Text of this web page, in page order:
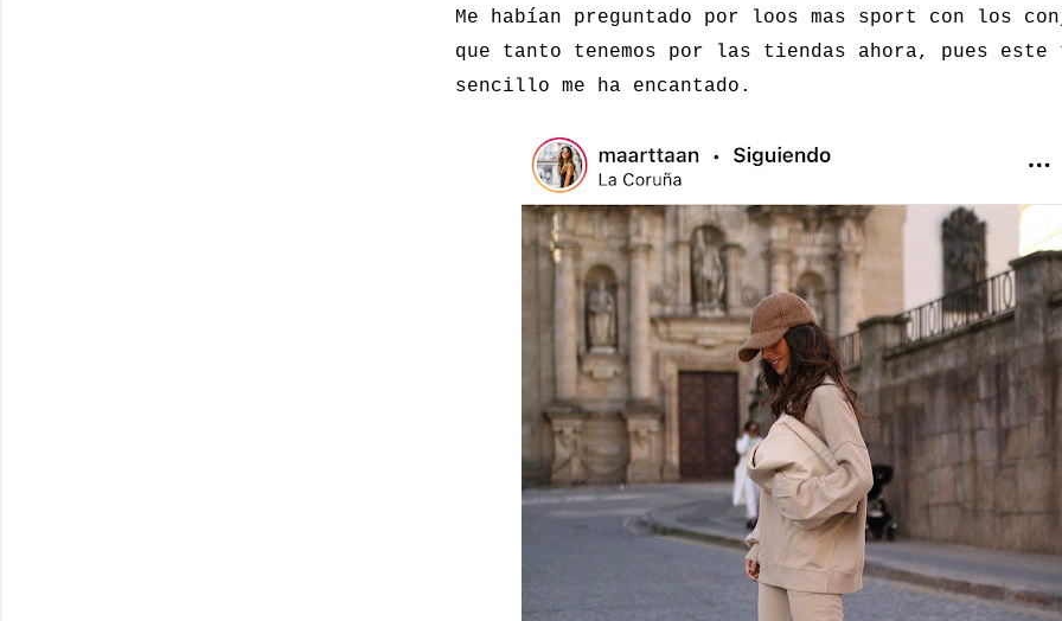
Me habían preguntado por loos mas sport con los
que tanto tenemos por las tiendas ahora, pues este
sencillo me ha encantado.